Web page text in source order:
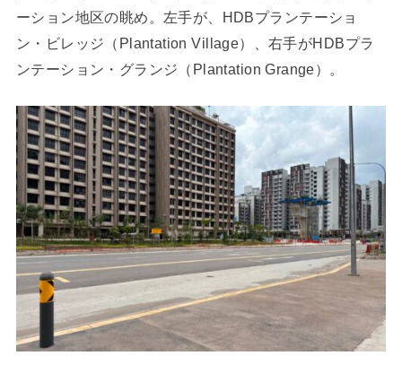
ーション地区の眺め。左手が、HDBプランテーショ
ン・ビレッジ（Plantation Village）、右手がHDBプラ
ンテーション・グランジ（Plantation Grange）。